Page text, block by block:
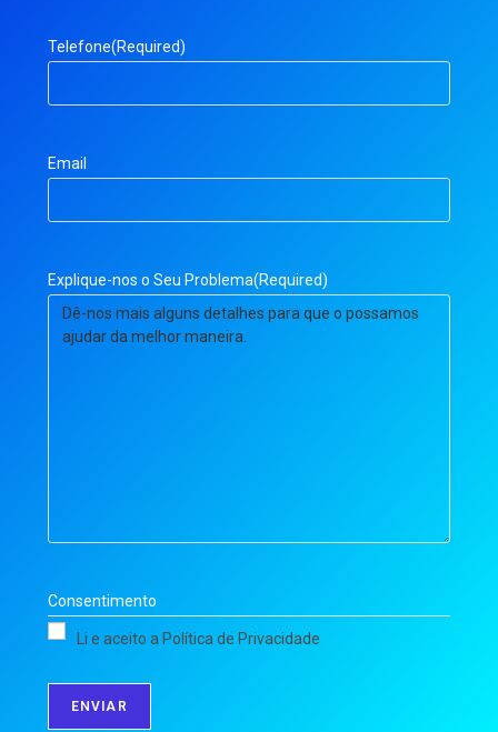
Telefone(Required)
Email
Explique-nos o Seu Problema(Required)
Consentimento
Li e aceito a Política de Privacidade
ENVIAR